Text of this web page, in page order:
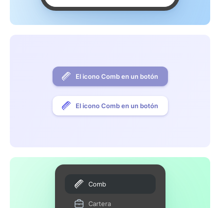
El icono Comb en un botón
El icono Comb en un botón
Comb
Cartera